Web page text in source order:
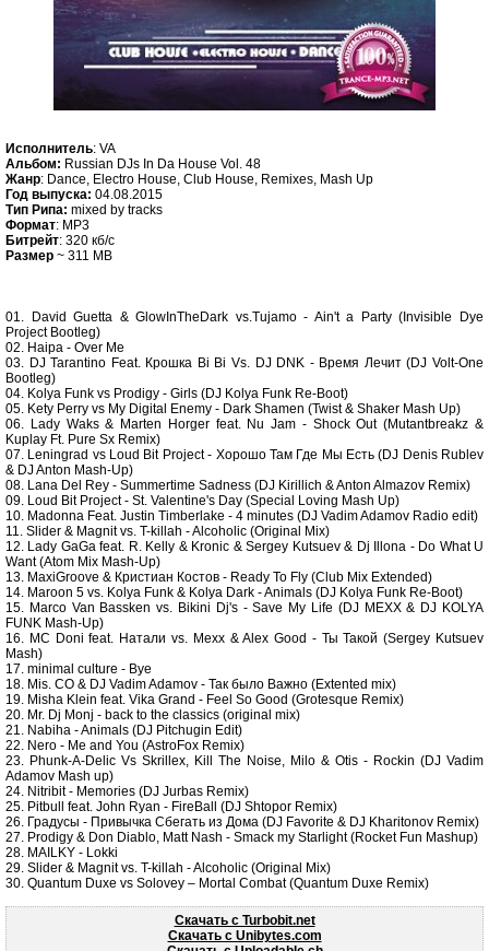
Исполнитель: VA
Альбом: Russian DJs In Da House Vol. 48
Жанр: Dance, Electro House, Club House, Remixes, Mash Up
Год выпуска: 04.08.2015
Тип Рипа: mixed by tracks
Формат: MP3
Битрейт: 320 кб/c
Размер ~ 311 MB
01. David Guetta & GlowInTheDark vs.Tujamo - Ain't a Party (Invisible Dye
Project Bootleg)
02. Haipa - Over Me
03. DJ Tarantino Feat. Крошка Bi Bi Vs. DJ DNK - Время Лечит (DJ Volt-One
Bootleg)
04. Kolya Funk vs Prodigy - Girls (DJ Kolya Funk Re-Boot)
05. Kety Perry vs My Digital Enemy - Dark Shamen (Twist & Shaker Mash Up)
06. Lady Waks & Marten Horger feat. Nu Jam - Shock Out (Mutantbreakz &
Kuplay Ft. Pure Sx Remix)
07. Leningrad vs Loud Bit Project - Хорошо Там Где Мы Есть (DJ Denis Rublev
& DJ Anton Mash-Up)
08. Lana Del Rey - Summertime Sadness (DJ Kirillich & Anton Almazov Remix)
09. Loud Bit Project - St. Valentine's Day (Special Loving Mash Up)
10. Madonna Feat. Justin Timberlake - 4 minutes (DJ Vadim Adamov Radio edit)
11. Slider & Magnit vs. T-killah - Alcoholic (Original Mix)
12. Lady GaGa feat. R. Kelly & Kronic & Sergey Kutsuev & Dj Illona - Do What U
Want (Atom Mix Mash-Up)
13. MaxiGroove & Кристиан Костов - Ready To Fly (Club Mix Extended)
14. Maroon 5 vs. Kolya Funk & Kolya Dark - Animals (DJ Kolya Funk Re-Boot)
15. Marco Van Bassken vs. Bikini Dj's - Save My Life (DJ MEXX & DJ KOLYA
FUNK Mash-Up)
16. MC Doni feat. Натали vs. Mexx & Alex Good - Ты Такой (Sergey Kutsuev
Mash)
17. minimal culture - Bye
18. Mis. CO & DJ Vadim Adamov - Так было Важно (Extented mix)
19. Misha Klein feat. Vika Grand - Feel So Good (Grotesque Remix)
20. Mr. Dj Monj - back to the classics (original mix)
21. Nabiha - Animals (DJ Pitchugin Edit)
22. Nero - Me and You (AstroFox Remix)
23. Phunk-A-Delic Vs Skrillex, Kill The Noise, Milo & Otis - Rockin (DJ Vadim
Adamov Mash up)
24. Nitribit - Memories (DJ Jurbas Remix)
25. Pitbull feat. John Ryan - FireBall (DJ Shtopor Remix)
26. Градусы - Привычка Сбегать из Дома (DJ Favorite & DJ Kharitonov Remix)
27. Prodigy & Don Diablo, Matt Nash - Smack my Starlight (Rocket Fun Mashup)
28. MAILKY - Lokki
29. Slider & Magnit vs. T-killah - Alcoholic (Original Mix)
30. Quantum Duxe vs Solovey – Mortal Combat (Quantum Duxe Remix)
Скачать c Turbobit.net
Скачать c Unibytes.com